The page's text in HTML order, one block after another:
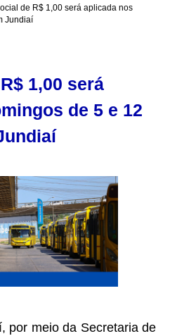
de R$ 1,00 será aplicada nos
Jundiaí
1,00 será
de 5 e 12
por meio da Secretaria de